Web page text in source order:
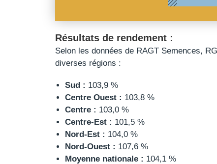
Résultats de rendement :
Selon les données de RAGT Semences,
diverses régions :
Sud : 103,9 %
Centre Ouest : 103,8 %
Centre : 103,0 %
Centre-Est : 101,5 %
Nord-Est : 104,0 %
Nord-Ouest : 107,6 %
Moyenne nationale : 104,1 %